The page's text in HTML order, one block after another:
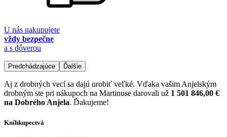
U nás nakupujete
vždy bezpečne
a s dôverou
Predchádzajúce Ďalšie
Aj z drobných vecí sa dajú urobiť veľké. Vďaka vašim Anjelským
drobným ste pri nákupoch na Martinuse darovali už 1 501 846,00 €
na Dobrého Anjela. Ďakujeme!
Kníhkupectvá